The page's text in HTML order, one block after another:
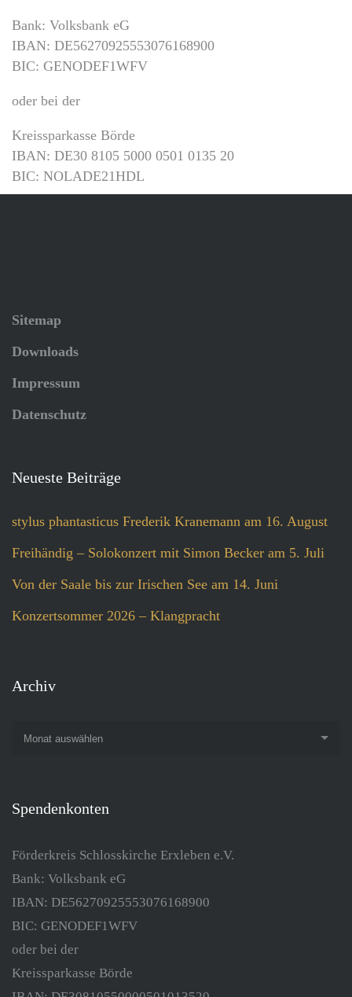
Bank: Volksbank eG
IBAN: DE56270925553076168900
BIC: GENODEF1WFV
oder bei der
Kreissparkasse Börde
IBAN: DE30 8105 5000 0501 0135 20
BIC: NOLADE21HDL
Sitemap
Downloads
Impressum
Datenschutz
Neueste Beiträge
stylus phantasticus Frederik Kranemann am 16. August
Freihändig – Solokonzert mit Simon Becker am 5. Juli
Von der Saale bis zur Irischen See am 14. Juni
Konzertsommer 2026 – Klangpracht
Archiv
Monat auswählen
Spendenkonten
Förderkreis Schlosskirche Erxleben e.V.
Bank: Volksbank eG
IBAN: DE56270925553076168900
BIC: GENODEF1WFV
oder bei der
Kreissparkasse Börde